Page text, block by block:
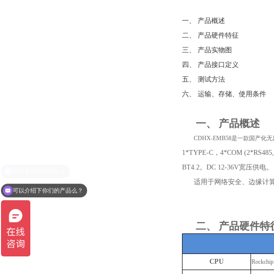
一、
产品概述
二、
产品硬件特征
三、
产品实物图
四、
产品接口定义
五、
测试方法
六、
运输、存储、使用条件
一、 产品概述
CDHX-EMB58是一款国产化
1*TYPE-C，4*COM
BT4.2。DC 12-36V宽压供电。
适用于网络安全、边缘计
二、 产品硬件特
CPU
可以介绍下你们的产品么？